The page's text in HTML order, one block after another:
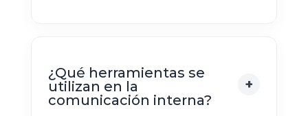
¿Qué herramientas se
utilizan en la
comunicación interna?